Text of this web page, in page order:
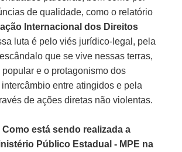
de qualidade, como o relatório
Internacional dos Direitos
luta é pelo viés jurídico-legal, pela
que se vive nessas terras,
e o protagonismo dos
entre atingidos e pela
de ações diretas não violentas.
Como está sendo realizada a
Público Estadual - MPE na